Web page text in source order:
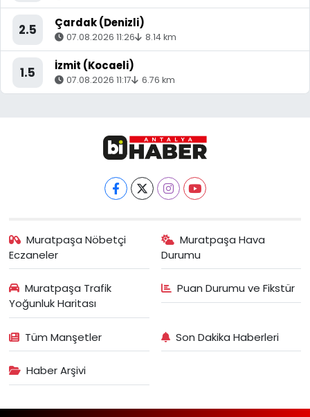
2.5 Çardak (Denizli)
07.08.2026 11:26 8.14 km
1.5 İzmit (Kocaeli)
07.08.2026 11:17 6.76 km
Muratpaşa Nöbetçi
Eczaneler
Muratpaşa Hava
Durumu
Muratpaşa Trafik
Yoğunluk Haritası
Puan Durumu ve Fikstür
Tüm Manşetler Son Dakika Haberleri
Haber Arşivi